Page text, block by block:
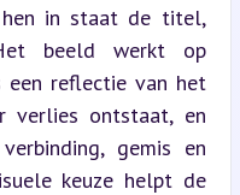
hen in staat de titel,
beeld werkt op
een reflectie van het
verlies ontstaat, en
gemis en
keuze helpt de